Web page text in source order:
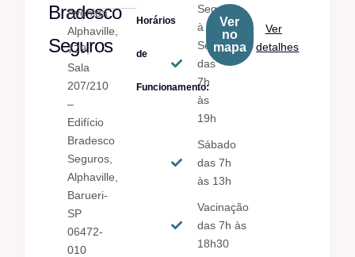
Bradesco
Seguros
Avenida
Alphaville,
779,
Sala
207/210
–
Edifício
Bradesco
Seguros,
Alphaville,
Barueri-
SP
06472-
010
Horários
de
Funcionamento:
Seg.
à
Sex.
das
7h
às
19h
Sábado
das 7h
às 13h
Vacinação
das 7h às
18h30
Ver
no
mapa
Ver
detalhes